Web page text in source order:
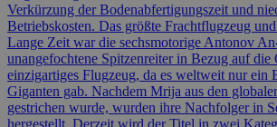
Verkürzung der Bodenabfertigungszeit und
Betriebskosten. Das größte Frachtflugzeug
Lange Zeit war die sechsmotorige Antonov
unangefochtene Spitzenreiter in Bezug auf die
einzigartiges Flugzeug, da es weltweit nur ein
Giganten gab. Nachdem Mrija aus den
gestrichen wurde, wurden ihre Nachfolger in
hergestellt. Derzeit wird der Titel in zwei